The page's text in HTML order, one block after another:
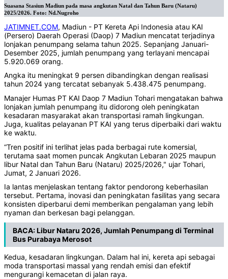
Suasana Stasiun Madiun pada masa angkutan Natal dan Tahun Baru (Nataru)
2025/2026. Foto: Nd.Nugroho
JATIMNET.COM, Madiun - PT Kereta Api Indonesia atau KAI
(Persero) Daerah Operasi (Daop) 7 Madiun mencatat terjadinya
lonjakan penumpang selama tahun 2025. Sepanjang Januari-
Desember 2025, jumlah penumpang yang terlayani mencapai
5.920.069 orang.
Angka itu meningkat 9 persen dibandingkan dengan realisasi
tahun 2024 yang tercatat sebanyak 5.438.475 penumpang.
Manajer Humas PT KAI Daop 7 Madiun Tohari mengatakan bahwa
lonjakan jumlah penumpang itu didorong oleh peningkatan
kesadaran masyarakat akan transportasi ramah lingkungan.
Juga, kualitas pelayanan PT KAI yang terus diperbaiki dari waktu
ke waktu.
“Tren positif ini terlihat jelas pada berbagai rute komersial,
terutama saat momen puncak Angkutan Lebaran 2025 maupun
libur Natal dan Tahun Baru (Nataru) 2025/2026," ujar Tohari,
Jumat, 2 Januari 2026.
Ia lantas menjelaskan tentang faktor pendorong keberhasilan
tersebut. Pertama, inovasi dan peningkatan fasilitas yang secara
konsisten diperbarui demi memberikan pengalaman yang lebih
nyaman dan berkesan bagi pelanggan.
BACA:Libur Nataru 2026, Jumlah Penumpang di Terminal
Bus Purabaya Merosot
Kedua, kesadaran lingkungan. Dalam hal ini, kereta api sebagai
moda transportasi massal yang rendah emisi dan efektif
mengurangi kemacetan di jalan raya.